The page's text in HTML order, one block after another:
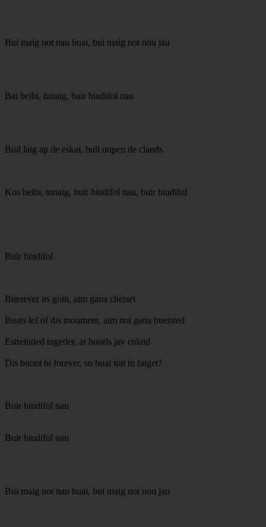
Bui maig not nau buai, bui maig not nou jau
Bat beibi, tunaig, buir biudifol nau
Buil laig ap de eskai, buil oupen de clauds
Kos beibi, tunaig, buir biudifol nau, buir biudifol
Buir biudifol
Buerever its goin, aim gana cheiset
Buats lef of dis moument, aim not gana bueisted
Estreinded tugeder, ar buorls jav colaid
Dis buont bi forever, so buai trai tu faiget?
Buir biudifol nau
Buir biudifol nau
Bui maig not nau buai, bui maig not nou jau